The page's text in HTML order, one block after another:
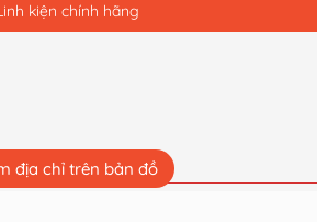
kiện chính hãng
địa chỉ trên bản đồ